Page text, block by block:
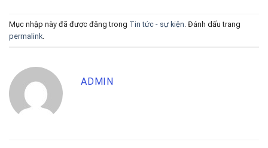
Mục nhập này đã được đăng trong Tin tức - sự kiện . Đánh dấu trang
permalink
ADMIN